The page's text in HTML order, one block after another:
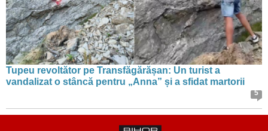
Tupeu revoltător pe Transfăgărășan: Un turist a
vandalizat o stâncă pentru „Anna” și a sfidat martorii
5